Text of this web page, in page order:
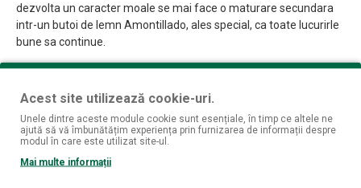
dezvolta un caracter moale se mai face o maturare secundara
intr-un butoi de lemn Amontillado, ales special, ca toate lucurirle
bune sa continue.
Miros: Mirosul acestui sortiment se invarte in jurul notelor ferme
Gust: Gustul este unul mai uscat cu note de biscuiti, malt si
struguri
Finish: Finish-ul este unul foarte lung, uscat si cu note de stejar
Acest site utilizează cookie-uri.
Unele dintre aceste module cookie sunt esențiale, în timp ce altele ne
ajută să vă îmbunătățim experiența prin furnizarea de informații despre
modul în care este utilizat site-ul.
Mai multe informații